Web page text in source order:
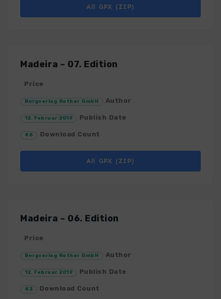
All GPX (ZIP)
Madeira – 07. Edition
Price
Bergverlag Rother GmbH Author
12. Februar 2019 Publish Date
48 Download Count
All GPX (ZIP)
Madeira – 06. Edition
Price
Bergverlag Rother GmbH Author
12. Februar 2019 Publish Date
43 Download Count